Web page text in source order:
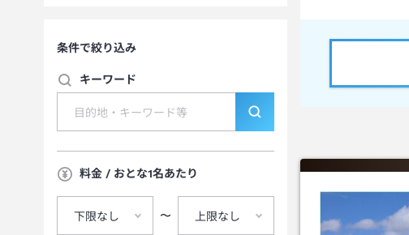
条件で絞り込み
キーワード
料金 / おとな1名あたり
下限なし 〜 上限なし